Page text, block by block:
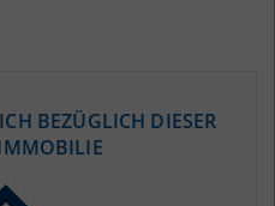
BEZÜGLICH DIESER